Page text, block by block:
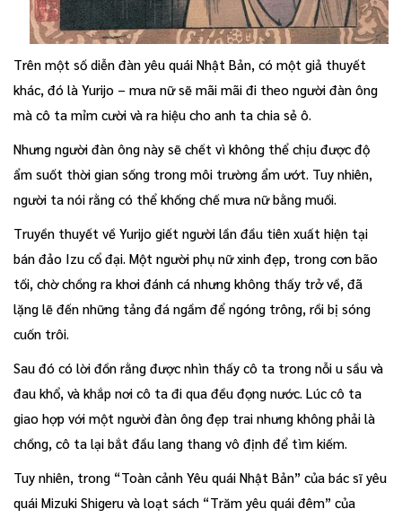
Trên một số diễn đàn yêu quái Nhật Bản, có một giả thuyết
khác, đó là Yurijo – mưa nữ sẽ mãi mãi đi theo người đàn ông
mà cô ta mỉm cười và ra hiệu cho anh ta chia sẻ ô.
Nhưng người đàn ông này sẽ chết vì không thể chịu được độ
ẩm suốt thời gian sống trong môi trường ẩm ướt. Tuy nhiên,
người ta nói rằng có thể khống chế mưa nữ bằng muối.
Truyền thuyết về Yurijo giết người lần đầu tiên xuất hiện tại
bán đảo Izu cổ đại. Một người phụ nữ xinh đẹp, trong cơn bão
tối, chờ chồng ra khơi đánh cá nhưng không thấy trở về, đã
lặng lẽ đến những tảng đá ngầm để ngóng trông, rồi bị sóng
cuốn trôi.
Sau đó có lời đồn rằng được nhìn thấy cô ta trong nỗi u sầu và
đau khổ, và khắp nơi cô ta đi qua đều đọng nước. Lúc cô ta
giao hợp với một người đàn ông đẹp trai nhưng không phải là
chồng, cô ta lại bắt đầu lang thang vô định để tìm kiếm.
Tuy nhiên, trong “Toàn cảnh Yêu quái Nhật Bản” của bác sĩ yêu
quái Mizuki Shigeru và loạt sách “Trăm yêu quái đêm” của